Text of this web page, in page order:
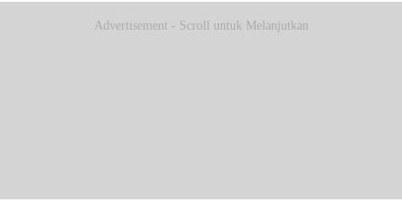
Advertisement - Scroll untuk Melanjutkan